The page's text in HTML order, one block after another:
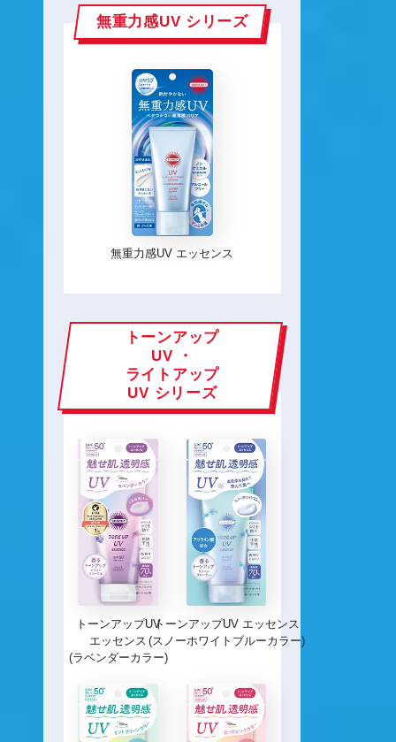
無重力感UV シリーズ
無重力感UV エッセンス
トーンアップ
UV ・
ライトアップ
UV シリーズ
トーンアップUV
エッセンス
(ラベンダーカラー)
トーンアップUV エッセンス
(スノーホワイトブルーカラー)